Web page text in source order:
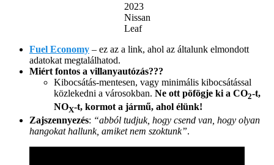
2023
Nissan
Leaf
Fuel Economy – ez az a link, ahol az általunk elmondott
adatokat megtalálhatod.
Miért fontos a villanyautózás???
Kibocsátás-mentesen, vagy minimális kibocsátással
közlekedni a városokban. Ne ott pöfögje ki a CO2-t,
NOX-t, kormot a jármű, ahol élünk!
Zajszennyezés: “abból tudjuk, hogy csend van, hogy olyan
hangokat hallunk, amiket nem szoktunk”.